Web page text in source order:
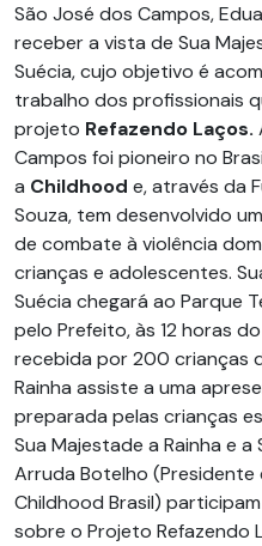
São José dos Campos,
receber a vista de Sua
Suécia, cujo objetivo é
trabalho dos profissionais
projeto Refazendo Laços.
Campos foi pioneiro no
a Childhood e, através da
Souza, tem desenvolvido
de combate à violência
crianças e adolescentes.
Suécia chegará ao Parque
pelo Prefeito, às 12 horas
recebida por 200 crianças
Rainha assiste a uma
preparada pelas crianças
Sua Majestade a Rainha e
Arruda Botelho
Childhood Brasil)
sobre o Projeto Refazendo